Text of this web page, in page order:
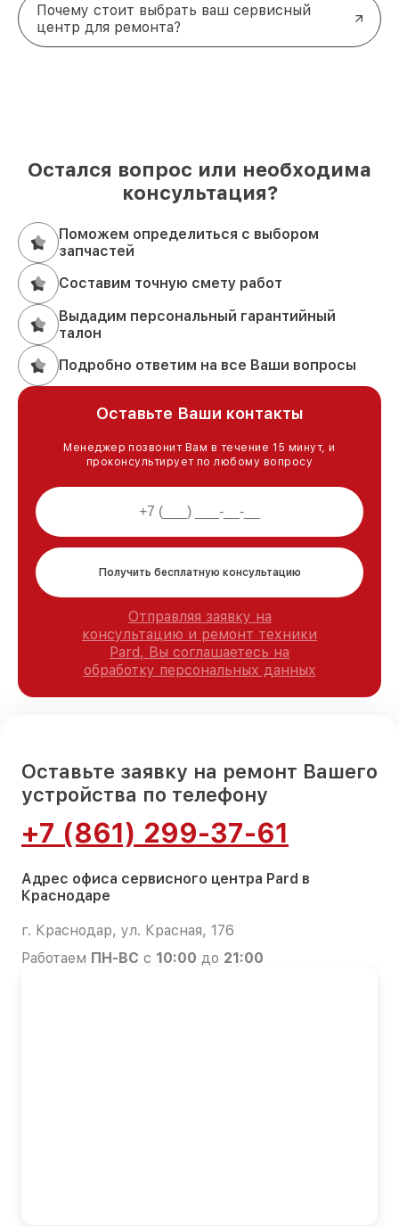
Почему стоит выбрать ваш сервисный
центр для ремонта?
Остался вопрос или необходима
консультация?
Поможем определиться с выбором
запчастей
Составим точную смету работ
Выдадим персональный гарантийный
талон
Подробно ответим на все Ваши вопросы
Оставьте Ваши контакты
Менеджер позвонит Вам в течение 15 минут, и
проконсультирует по любому вопросу
Получить бесплатную консультацию
Отправляя заявку на
консультацию и ремонт техники
Pard, Вы соглашаетесь на
обработку персональных данных
Оставьте заявку на ремонт Вашего
устройства по телефону
+7 (861) 299-37-61
Адрес офиса сервисного центра Pard в
Краснодаре
г. Краснодар, ул. Красная, 176
Работаем ПН-ВС с 10:00 до 21:00